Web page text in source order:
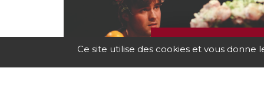
Ce site utilise des cookies et vous